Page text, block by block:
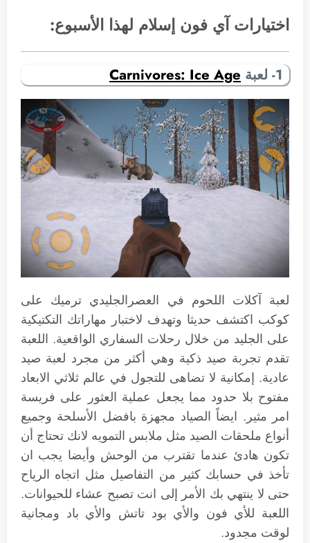
اختيارات آي فون إسلام لهذا الأسبوع:
1- لعبة Carnivores: Ice Age
لعبة آكلات اللحوم في العصرالجليدي ترميك على
كوكب اكتشف حديثا وتهدف لاختبار مهاراتك التكتيكية
على الجليد من خلال رحلات السفاري الواقعية. اللعبة
تقدم تجربة صيد ذكية وهي أكثر من مجرد لعبة صيد
عادية. إمكانية لا تضاهى للتجول في عالم ثلاثي الابعاد
مفتوح بلا حدود مما يجعل عملية العثور على فريسة
امر مثير. ايضاً الصياد مجهزة بافضل الأسلحة وجميع
أنواع ملحقات الصيد مثل ملابس التمويه لانك تحتاج أن
تكون هادئ عندما تقترب من الوحش وأيضا يجب ان
تأخذ في حسابك كثير من التفاصيل مثل اتجاه الرياح
حتى لا ينتهي بك الأمر إلى انت تصبح عشاء للحيوانات.
اللعبة للأي فون والأي بود تاتش والأي باد ومجانية
لوقت مجدود.